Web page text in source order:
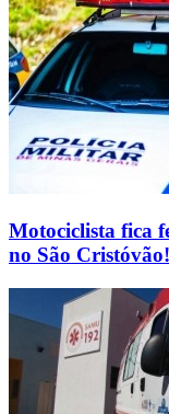
Motociclista fica
no São Cristóvão!